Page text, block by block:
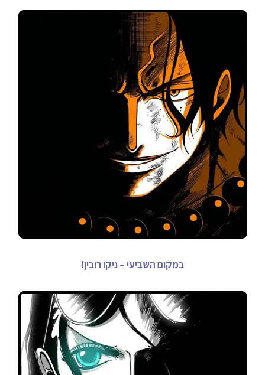
במקום השביעי – ניקו רובין!